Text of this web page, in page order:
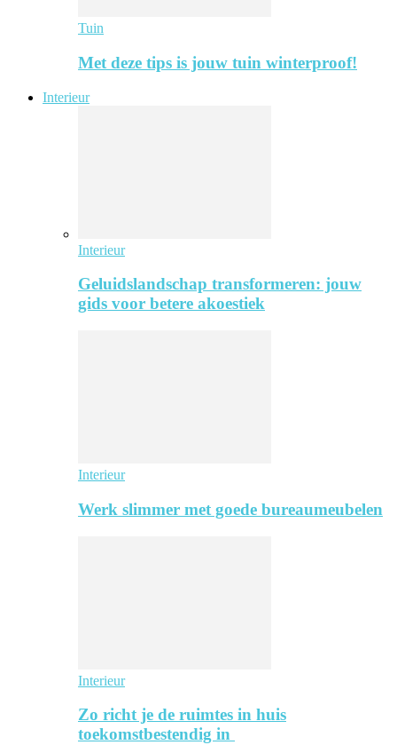
Tuin
Met deze tips is jouw tuin winterproof!
Interieur
Interieur
Geluidslandschap transformeren: jouw
gids voor betere akoestiek
Interieur
Werk slimmer met goede bureaumeubelen
Interieur
Zo richt je de ruimtes in huis
toekomstbestendig in